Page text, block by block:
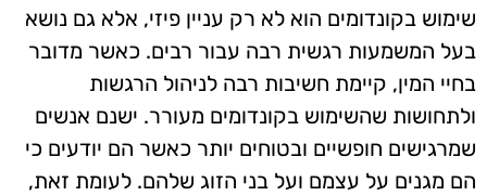
שימוש בקונדומים הוא לא רק עניין פיזי, אלא גם נושא
בעל המשמעות רגשית רבה עבור רבים. כאשר מדובר
בחיי המין, קיימת חשיבות רבה לניהול הרגשות
ולתחושות שהשימוש בקונדומים מעורר. ישנם אנשים
שמרגישים חופשיים ובטוחים יותר כאשר הם יודעים כי
הם מגנים על עצמם ועל בני הזוג שלהם. לעומת זאת,